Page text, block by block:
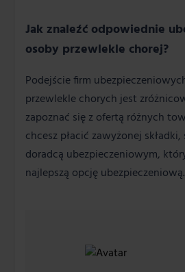
Jak znaleźć odpowiednie
osoby przewlekle chorej?
Podejście firm
przewlekle chorych jest
zapoznać się z ofertą różnych
chcesz płacić zawyżonej
doradcą ubezpieczeniowym,
najlepszą opcję ubezpieczeniową.